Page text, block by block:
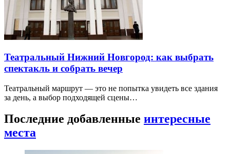
Театральный Нижний Новгород: как выбрать
спектакль и собрать вечер
Театральный маршрут — это не попытка увидеть все здания
за день, а выбор подходящей сцены…
Последние добавленные интересные
места